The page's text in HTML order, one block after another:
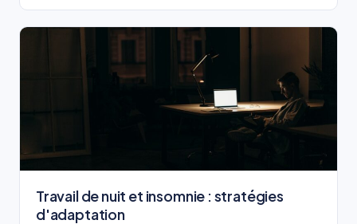
Travail de nuit et insomnie : stratégies
d'adaptation